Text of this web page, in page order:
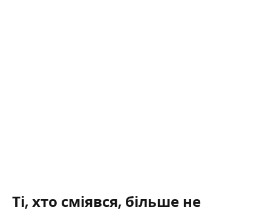
Ті, хто сміявся, більше не